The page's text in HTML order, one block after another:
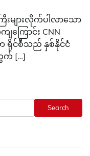
ြီးများလိုက်ပါလာသော
ြောင်း CNN
ရိုင်စီသည် နှစ်နိုင်ငံ
က် […]
Search